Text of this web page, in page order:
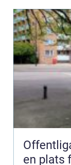
Offentliga
en plats